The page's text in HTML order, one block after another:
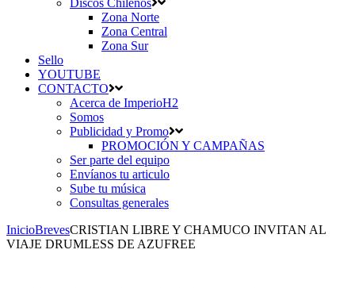
Zona Norte
Zona Central
Zona Sur
Sello
YOUTUBE
CONTACTO
Acerca de ImperioH2
Somos
Publicidad y Promo
PROMOCIÓN Y CAMPAÑAS
Ser parte del equipo
Envíanos tu articulo
Sube tu música
Consultas generales
InicioBrevesCRISTIAN LIBRE Y CHAMUCO INVITAN AL
VIAJE DRUMLESS DE AZUFREE